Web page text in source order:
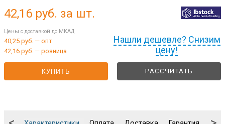
Нашли дешевле? Снизим
цену!
42,16 руб. за шт.
Цены с доставкой до МКАД
40,25 руб. — опт
42,16 руб. — розница
КУПИТЬ РАССЧИТАТЬ